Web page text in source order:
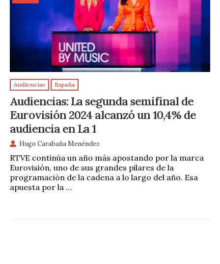
Audiencias España
Audiencias: La segunda semifinal de
Eurovisión 2024 alcanzó un 10,4% de
audiencia en La 1
Hugo Carabaña Menéndez
RTVE continúa un año más apostando por la marca
Eurovisión, uno de sus grandes pilares de la
programación de la cadena a lo largo del año. Esa
apuesta por la …